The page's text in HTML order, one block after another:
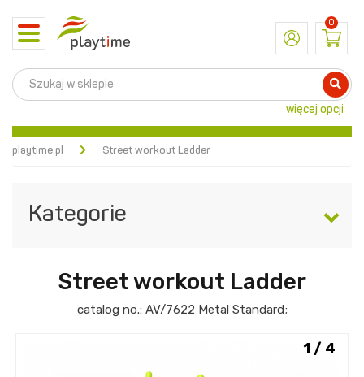
Toggle
navigation
0
więcej opcji
playtime.pl Street workout Ladder
Kategorie
Street workout Ladder
catalog no.: AV/7622 Metal Standard;
1 / 4